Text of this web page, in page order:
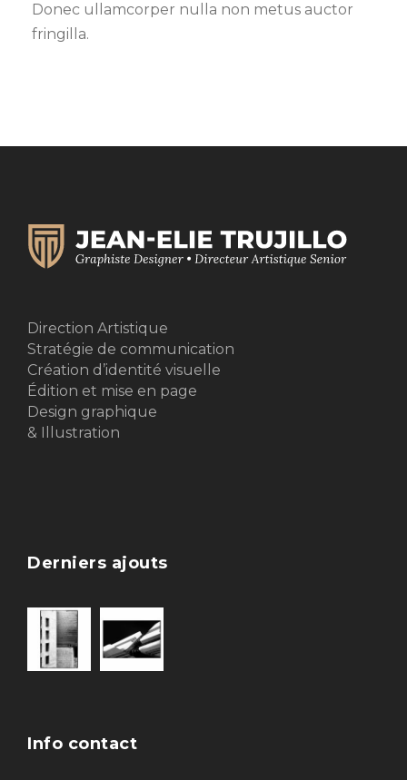
Donec ullamcorper nulla non metus auctor
fringilla.
Direction Artistique
Stratégie de communication
Création d’identité visuelle
Édition et mise en page
Design graphique
& Illustration
Derniers ajouts
Info contact